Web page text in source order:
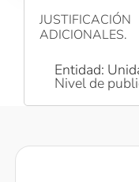
ADICIONALES.
Entidad:
Nivel de